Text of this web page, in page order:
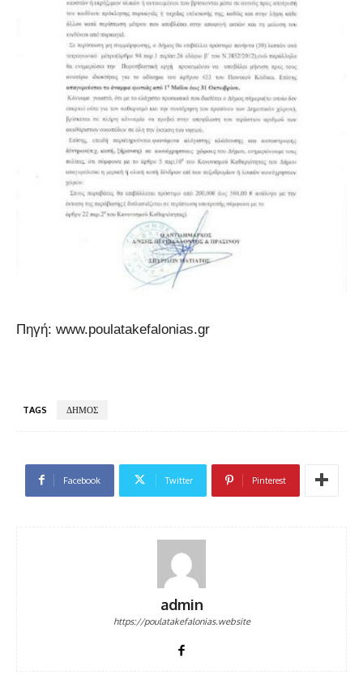
Πηγή: www.poulatakefalonias.gr
TAGS ΔΗΜΟΣ
Facebook Twitter Pinterest
admin
https://poulatakefalonias.website